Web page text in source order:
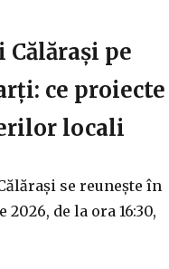
pe
ce proiecte
locali
se reunește în
de la ora 16:30,